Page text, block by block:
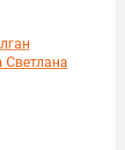
Светлана